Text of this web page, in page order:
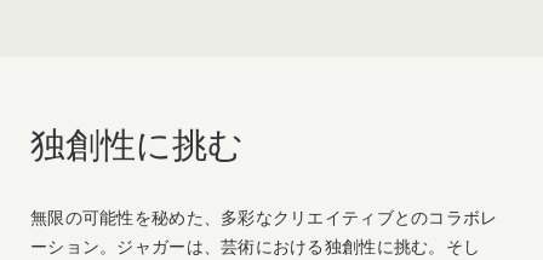
独創性に挑む
無限の可能性を秘めた、多彩なクリエイティブとのコラボレ
ーション。ジャガーは、芸術における独創性に挑む。そし